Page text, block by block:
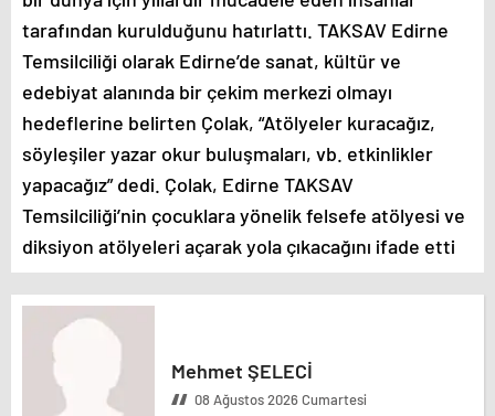
Mehmet ŞELECİ
08 Ağustos 2026 Cumartesi
tarafından kurulduğunu hatırlattı. TAKSAV Edirne
Temsilciliği olarak Edirne’de sanat, kültür ve
edebiyat alanında bir çekim merkezi olmayı
hedeflerine belirten Çolak, “Atölyeler kuracağız,
söyleşiler yazar okur buluşmaları, vb. etkinlikler
yapacağız” dedi. Çolak, Edirne TAKSAV
Temsilciliği’nin çocuklara yönelik felsefe atölyesi ve
diksiyon atölyeleri açarak yola çıkacağını ifade etti